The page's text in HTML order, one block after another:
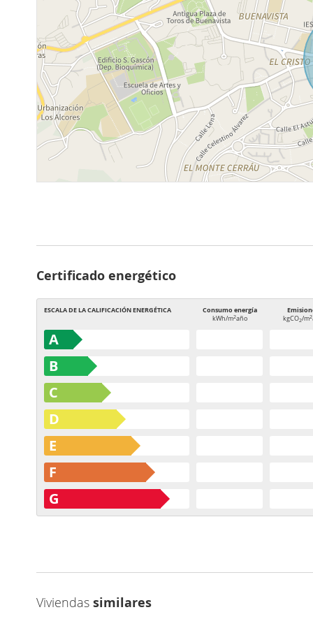
Certificado energético
ESCALA DE LA CALIFICACIÓN ENERGÉTICA Consumo energía
kWh/m2año kgCO2/m2
A
B
C
D
E
F
G
Viviendas similares